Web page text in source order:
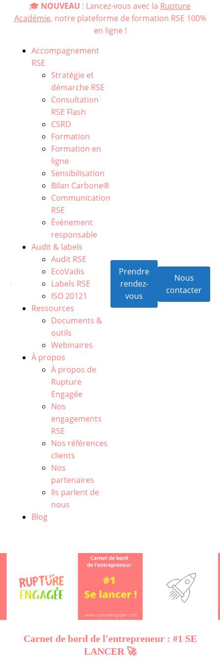
🎓 NOUVEAU : Lancez-vous avec la Rupture
Académie, notre plateforme de formation RSE 100%
en ligne !
Accompagnement
RSE
Stratégie et
démarche RSE
Consultation
RSE Flash
CSRD
Formation
Formation en
ligne
Sensibilisation
Bilan Carbone®
Communication
RSE
Événement
responsable
Audit & labels
Audit RSE
EcoVadis
Labels RSE
ISO 20121
Ressources
Documents &
outils
Webinaires
À propos
À propos de
Rupture
Engagée
Nos
engagements
RSE
Nos références
clients
Nos
partenaires
Ils parlent de
nous
Blog
Prendre
rendez-
vous
Nous
contacter
Carnet de bord de l'entrepreneur : #1 SE
LANCER 🚀